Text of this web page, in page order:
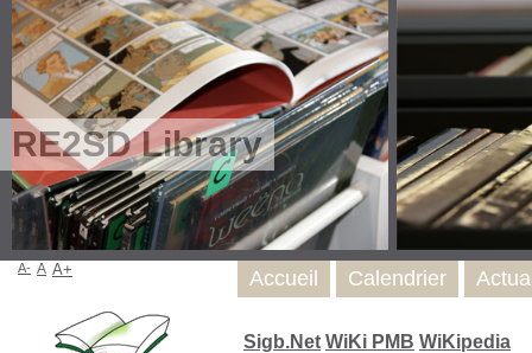
RE2SD Library
Sigb.Net WiKi PMB WiKipedia
Accueil Calendrier
A- A A+